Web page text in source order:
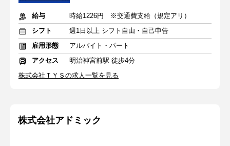
給与
時給1226円 ※交通費支給（規定アリ）
シフト
週1日以上 シフト自由・自己申告
雇用形態
アルバイト・パート
アクセス
明治神宮前駅 徒歩4分
株式会社ＴＹＳの求人一覧を見る
株式会社アドミック